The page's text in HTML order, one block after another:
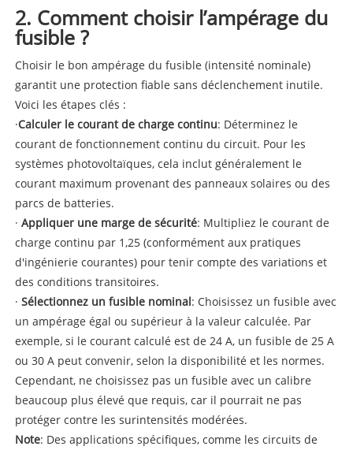
2. Comment choisir l’ampérage du
fusible ?
Choisir le bon ampérage du fusible (intensité nominale)
garantit une protection fiable sans déclenchement inutile.
Voici les étapes clés :
·Calculer le courant de charge continu: Déterminez le
courant de fonctionnement continu du circuit. Pour les
systèmes photovoltaïques, cela inclut généralement le
courant maximum provenant des panneaux solaires ou des
parcs de batteries.
· Appliquer une marge de sécurité: Multipliez le courant de
charge continu par 1,25 (conformément aux pratiques
d'ingénierie courantes) pour tenir compte des variations et
des conditions transitoires.
· Sélectionnez un fusible nominal: Choisissez un fusible avec
un ampérage égal ou supérieur à la valeur calculée. Par
exemple, si le courant calculé est de 24 A, un fusible de 25 A
ou 30 A peut convenir, selon la disponibilité et les normes.
Cependant, ne choisissez pas un fusible avec un calibre
beaucoup plus élevé que requis, car il pourrait ne pas
protéger contre les surintensités modérées.
Note: Des applications spécifiques, comme les circuits de